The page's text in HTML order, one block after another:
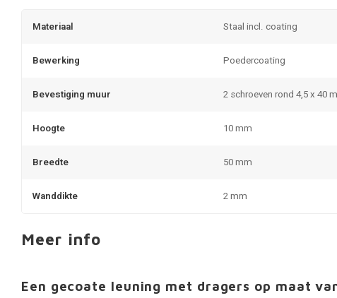
Materiaal Staal incl. coating
Bewerking Poedercoating
Bevestiging muur 2 schroeven rond 4,5 x 40
Hoogte 10 mm
Breedte 50 mm
Wanddikte 2 mm
Meer info
Een gecoate leuning met dragers op maat